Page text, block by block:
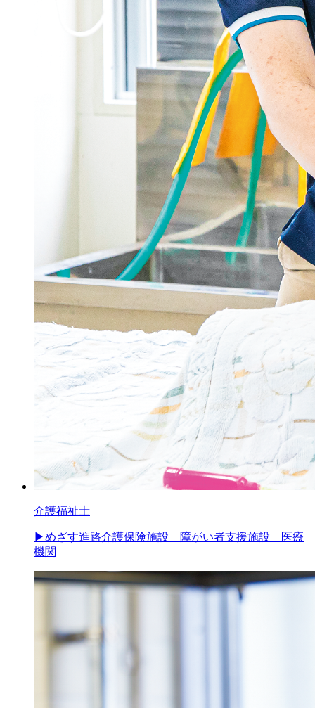
介護福祉士
▶︎めざす進路介護保険施設 障がい者支援施設 医療
機関